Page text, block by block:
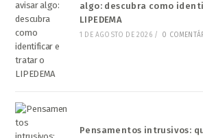
algo: descubra como
LIPEDEMA
1 DE AGOSTO DE 2026 / 0
Pensamentos intrusivos: